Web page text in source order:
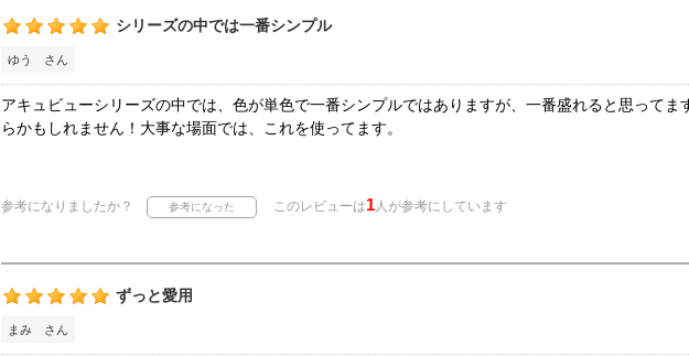
シリーズの中では一番シンプル
ゆう さん
アキュビューシリーズの中では、色が単色で一番シンプルではありますが、一番盛れると思ってま
らかもしれません！大事な場面では、これを使ってます。
参考になりましたか？ このレビューは1人が参考にしています
ずっと愛用
まみ さん